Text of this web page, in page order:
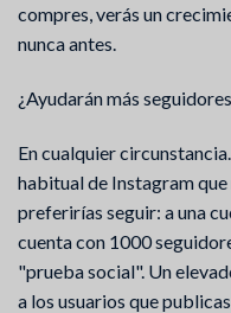
compres, verás un
nunca antes.
¿Ayudarán más
En cualquier
habitual de Instagram
preferirías seguir: a una
cuenta con 1000
"prueba social". Un
a los usuarios que